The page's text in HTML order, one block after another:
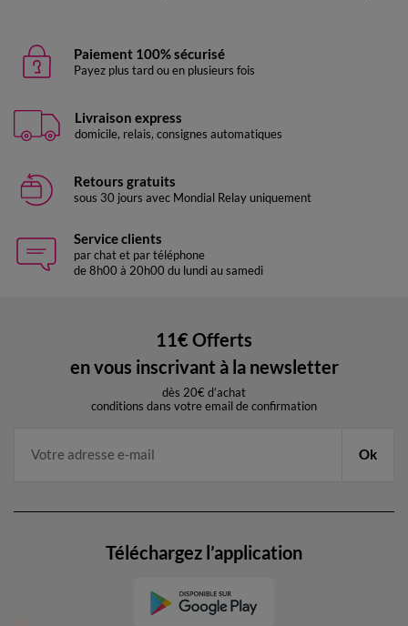
Paiement 100% sécurisé
Payez plus tard ou en plusieurs fois
Livraison express
domicile, relais, consignes automatiques
Retours gratuits
sous 30 jours avec Mondial Relay uniquement
Service clients
par chat et par téléphone
de 8h00 à 20h00 du lundi au samedi
11€ Offerts
en vous inscrivant à la newsletter
dès 20€ d’achat
conditions dans votre email de confirmation
Ok
Téléchargez l’application